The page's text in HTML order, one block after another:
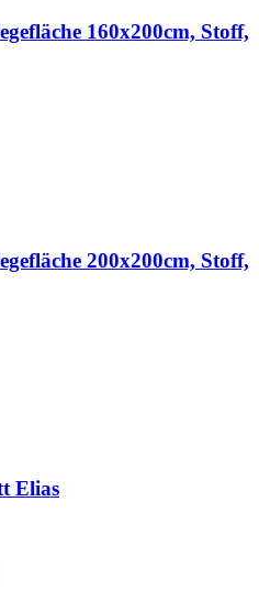
160x200cm, Stoff,
200x200cm, Stoff,
Elias